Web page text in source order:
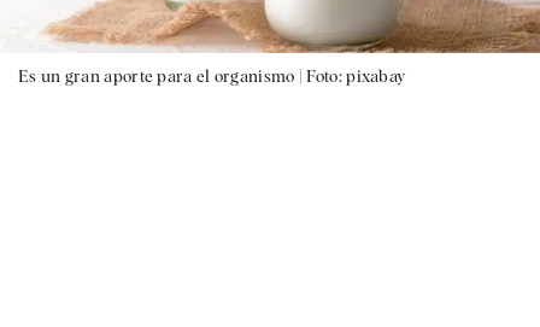
Es un gran aporte para el organismo |Foto: pixabay